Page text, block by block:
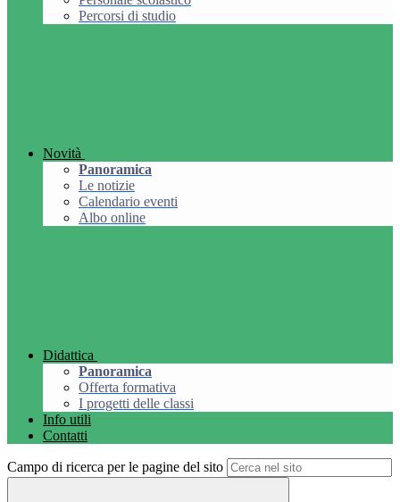
Percorsi di studio
Novità
Panoramica
Le notizie
Calendario eventi
Albo online
Didattica
Panoramica
Offerta formativa
I progetti delle classi
Info utili
Contatti
Campo di ricerca per le pagine del sito